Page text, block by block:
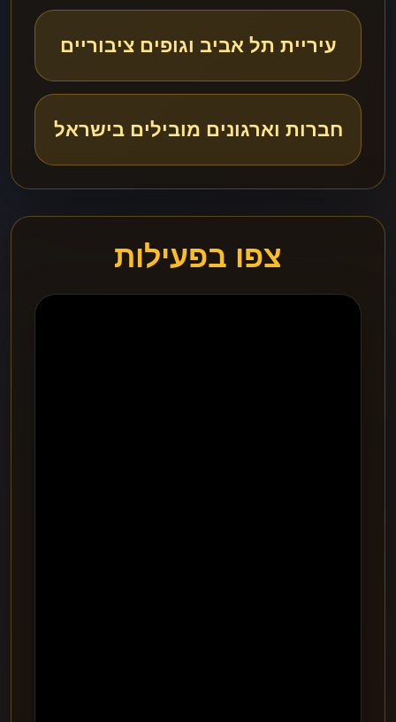
עיריית תל אביב וגופים ציבוריים
חברות וארגונים מובילים בישראל
צפו בפעילות